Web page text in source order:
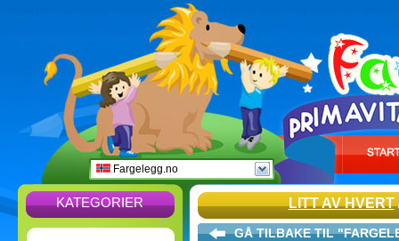
Fargelegg.no
KATEGORIER LITT AV HVERT
GÅ TILBAKE TIL